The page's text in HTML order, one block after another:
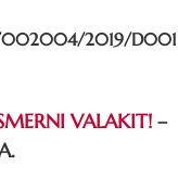
002004/2019/D001
VALAKIT! –